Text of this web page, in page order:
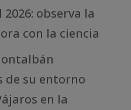
observa la
con la ciencia
de su entorno
en la